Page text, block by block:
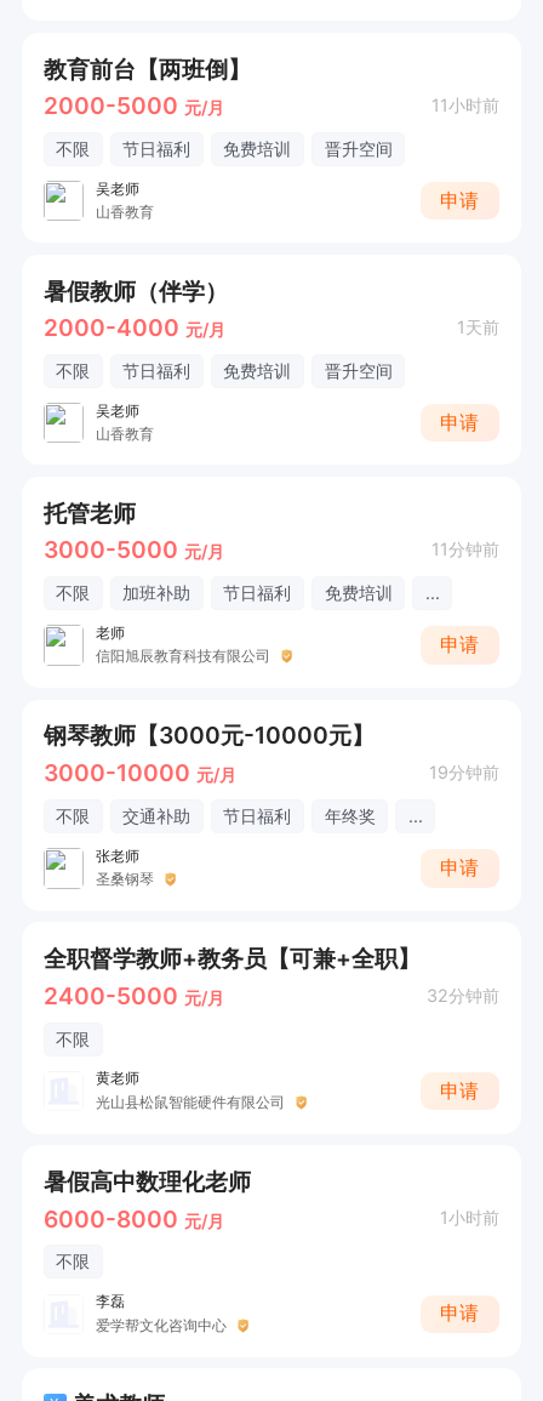
教育前台【两班倒】
2000-5000 元/月 11小时前
不限 节日福利 免费培训 晋升空间
吴老师
山香教育
申请
暑假教师（伴学）
2000-4000 元/月 1天前
不限 节日福利 免费培训 晋升空间
吴老师
山香教育
申请
托管老师
3000-5000 元/月 11分钟前
不限 加班补助 节日福利 免费培训 ...
老师
信阳旭辰教育科技有限公司
申请
钢琴教师【3000元-10000元】
3000-10000 元/月 19分钟前
不限 交通补助 节日福利 年终奖 ...
张老师
圣桑钢琴
申请
全职督学教师+教务员【可兼+全职】
2400-5000 元/月 32分钟前
不限
黄老师
光山县松鼠智能硬件有限公司
申请
暑假高中数理化老师
6000-8000 元/月 1小时前
不限
李磊
爱学帮文化咨询中心
申请